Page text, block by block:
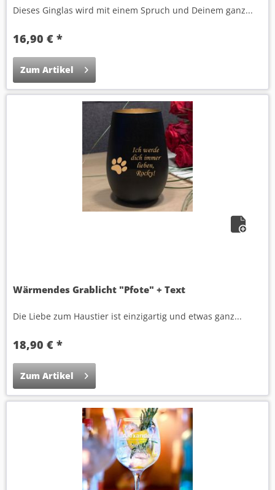
Dieses Ginglas wird mit einem Spruch und Deinem ganz...
16,90 € *
Zum Artikel
Wärmendes Grablicht "Pfote" + Text
Die Liebe zum Haustier ist einzigartig und etwas ganz...
18,90 € *
Zum Artikel